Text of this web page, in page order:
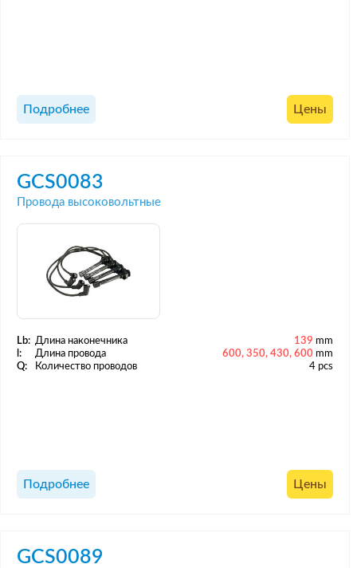
Подробнее Цены
GCS0083
Провода высоковольтные
Lb: Длина наконечника 139 mm
l:
Длина провода 600, 350, 430, 600 mm
Q:
Количество проводов 4 pcs
Подробнее Цены
GCS0089